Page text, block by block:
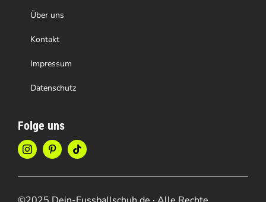
Über uns
Kontakt
Impressum
Datenschutz
Folge uns